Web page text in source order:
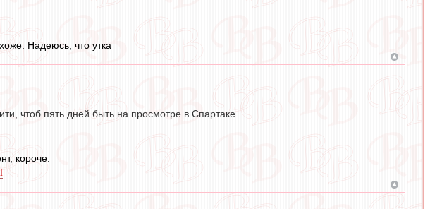
Надеюсь, что утка
чтоб пять дней быть на просмотре в Спартаке
короче.